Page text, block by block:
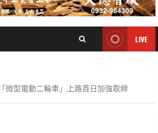
LIVE
微型電動二輪車」上路首日加強取締